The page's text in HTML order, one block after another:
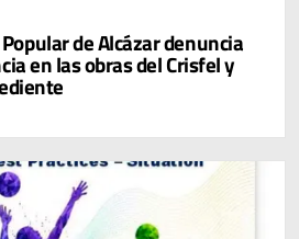
de Alcázar denuncia
en las obras del Crisfel y